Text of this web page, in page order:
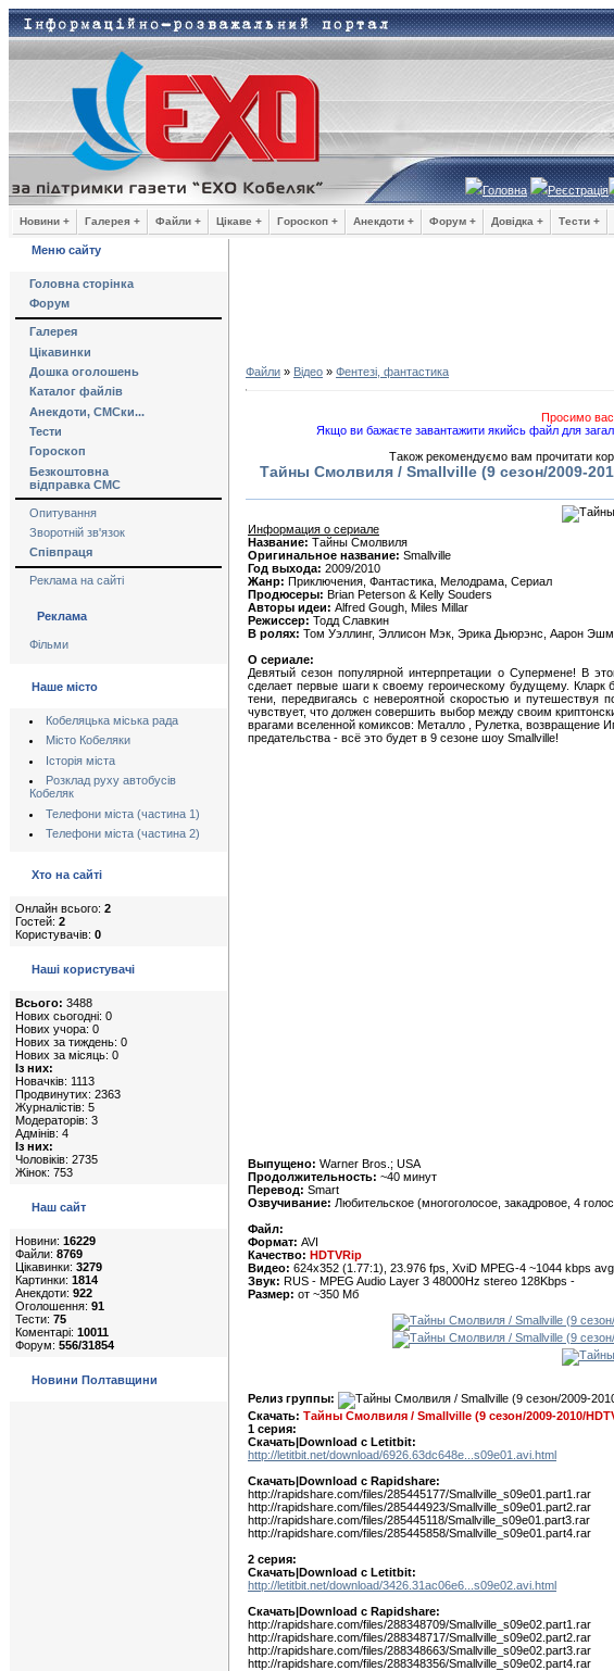
Головна Реєстрація
Новини + Галерея + Файли + Цікаве + Гороскоп + Анекдоти + Форум + Довідка + Тести +
Меню сайту
Головна сторінка
Форум
Галерея
Цікавинки
Дошка оголошень
Каталог файлів
Анекдоти, СМСки...
Тести
Гороскоп
Безкоштовна
відправка СМС
Опитування
Зворотній зв'язок
Співпраця
Реклама на сайті
Реклама
Фільми
Наше місто
Кобеляцька міська рада
Місто Кобеляки
Історія міста
Розклад руху автобусів
Кобеляк
Телефони міста (частина 1)
Телефони міста (частина 2)
Хто на сайті
Онлайн всього: 2
Гостей: 2
Користувачів: 0
Наші користувачі
Всього: 3488
Нових сьогодні: 0
Нових учора: 0
Нових за тиждень: 0
Нових за місяць: 0
Із них:
Новачків: 1113
Продвинутих: 2363
Журналістів: 5
Модераторів: 3
Адмінів: 4
Із них:
Чоловіків: 2735
Жінок: 753
Наш сайт
Новини: 16229
Файли: 8769
Цікавинки: 3279
Картинки: 1814
Анекдоти: 922
Оголошення: 91
Тести: 75
Коментарі: 10011
Форум: 556/31854
Новини Полтавщини
Файли » Відео » Фентезі, фантастика
Просимо вас
Якщо ви бажаєте завантажити якийсь файл для
Також рекомендуємо вам прочитати
Тайны Смолвиля / Smallville (9 сезон/2009-
Информация о сериале
Название: Тайны Смолвиля
Оригинальное название: Smallville
Год выхода: 2009/2010
Жанр: Приключения, Фантастика, Мелодрама, Сериал
Продюсеры: Brian Peterson & Kelly Souders
Авторы идеи: Alfred Gough, Miles Millar
Режиссер: Тодд Славкин
В ролях: Том Уэллинг, Эллисон Мэк, Эрика Дьюрэнс, Аарон
О сериале:
Девятый сезон популярной интерпретации о Супермене! В
cделает первые шаги к своему героическому будущему. Кларк
тени, передвигаясь с невероятной скоростью и
чувствует, что должен совершить выбор между своим
врагами вселенной комиксов: Металло , Рулетка, возвращение
предательства - всё это будет в 9 сезоне шоу Smallville!
Выпущено: Warner Bros.; USA
Продолжительность: ~40 минут
Перевод: Smart
Озвучивание: Любительское (многоголосое, закадровое, 4
Файл:
Формат: AVI
Качество: HDTVRip
Видео: 624x352 (1.77:1), 23.976 fps, XviD MPEG-4 ~1044 kbps
Звук: RUS - MPEG Audio Layer 3 48000Hz stereo 128Kbps -
Размер: от ~350 Мб
Релиз группы:
Скачать: Тайны Смолвиля / Smallville (9 сезон/2009-2010/
1 серия:
Скачать|Download с Letitbit:
http://letitbit.net/download/6926.63dc648e...s09e01.avi.html
Скачать|Download c Rapidshare:
http://rapidshare.com/files/285445177/Smallville_s09e01.part1.rar
http://rapidshare.com/files/285444923/Smallville_s09e01.part2.rar
http://rapidshare.com/files/285445118/Smallville_s09e01.part3.rar
http://rapidshare.com/files/285445858/Smallville_s09e01.part4.rar
2 серия:
Скачать|Download с Letitbit:
http://letitbit.net/download/3426.31ac06e6...s09e02.avi.html
Скачать|Download c Rapidshare:
http://rapidshare.com/files/288348709/Smallville_s09e02.part1.rar
http://rapidshare.com/files/288348717/Smallville_s09e02.part2.rar
http://rapidshare.com/files/288348663/Smallville_s09e02.part3.rar
http://rapidshare.com/files/288348356/Smallville_s09e02.part4.rar